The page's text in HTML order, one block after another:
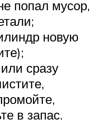
попал мусор,
новую
сразу
в запас.